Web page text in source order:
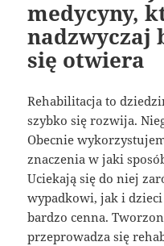
medycyny,
nadzwyczaj
się otwiera
Rehabilitacja to
szybko się rozwija.
Obecnie
znaczenia w jaki
Uciekają się do niej
wypadkowi, jak i dzieci
bardzo cenna.
przeprowadza się